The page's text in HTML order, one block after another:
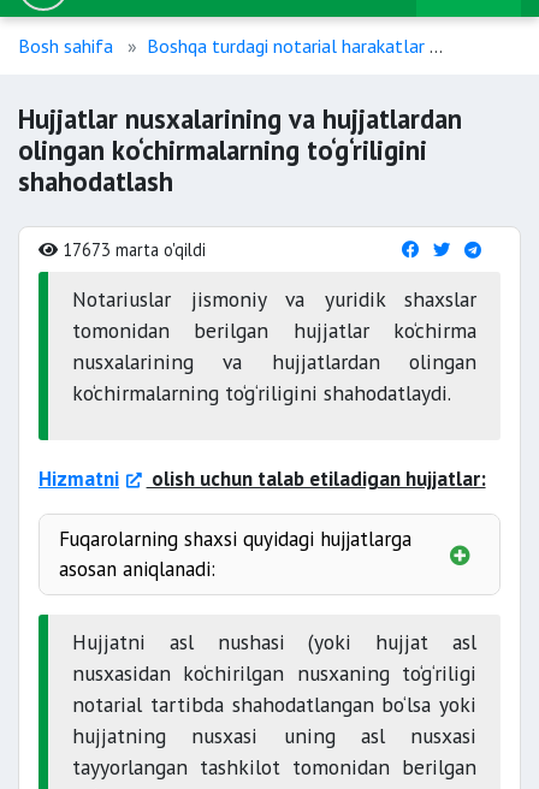
Bosh sahifa Boshqa turdagi notarial harakatlar
Hujjatlar nusxalarining va hujjatlardan
olingan ko‘chirmalarning to‘g‘riligini
shahodatlash
17673 marta o'qildi
Notariuslar jismoniy va yuridik shaxslar
tomonidan berilgan hujjatlar ko‘chirma
nusxalarining va hujjatlardan olingan
ko‘chirmalarning to‘g‘riligini shahodatlaydi.
Hizmatni olish uchun talab etiladigan hujjatlar:
Fuqarolarning shaxsi quyidagi hujjatlarga
asosan aniqlanadi:
Hujjatni asl nushasi (yoki hujjat asl
nusxasidan ko‘chirilgan nusxaning to‘g‘riligi
notarial tartibda shahodatlangan bo‘lsa yoki
hujjatning nusxasi uning asl nusxasi
tayyorlangan tashkilot tomonidan berilgan